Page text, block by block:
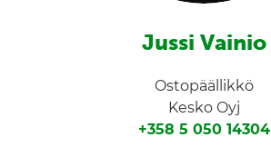
Jussi Vainio
Ostopäällikkö
Kesko Oyj
+358 5 050 14304